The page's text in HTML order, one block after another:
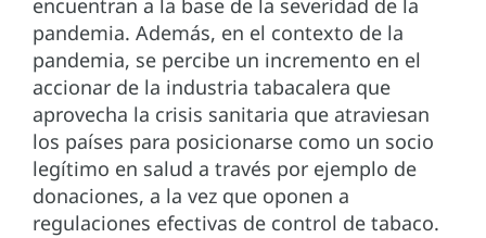
encuentran a la base de la severidad de la
pandemia. Además, en el contexto de la
pandemia, se percibe un incremento en el
accionar de la industria tabacalera que
aprovecha la crisis sanitaria que atraviesan
los países para posicionarse como un socio
legítimo en salud a través por ejemplo de
donaciones, a la vez que oponen a
regulaciones efectivas de control de tabaco.